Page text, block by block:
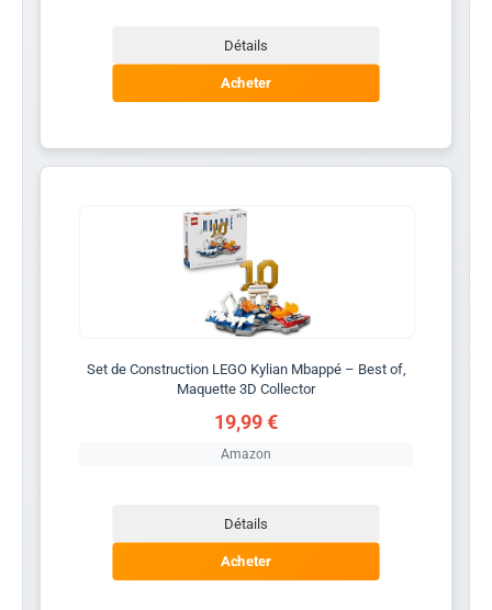
Détails
Acheter
Set de Construction LEGO Kylian Mbappé – Best of,
Maquette 3D Collector
19,99 €
Amazon
Détails
Acheter